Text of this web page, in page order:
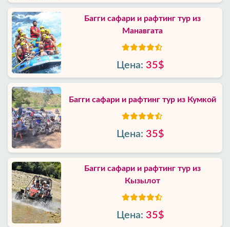
Багги сафари и рафтинг тур из
Манавгата
Цена: 35$
Багги сафари и рафтинг тур из Кумкой
Цена: 35$
Багги сафари и рафтинг тур из
Кызылот
Цена: 35$